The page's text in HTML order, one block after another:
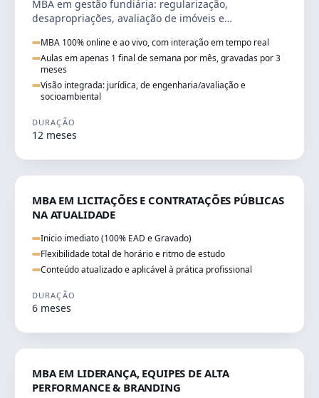
MBA em gestão fundiária: regularização,
desapropriações, avaliação de imóveis e
infraestrutura.
MBA 100% online e ao vivo, com interação em tempo real
Aulas em apenas 1 final de semana por mês, gravadas por 3
meses
Visão integrada: jurídica, de engenharia/avaliação e
socioambiental
DURAÇÃO
12 meses
MBA EM LICITAÇÕES E CONTRATAÇÕES PÚBLICAS
NA ATUALIDADE
Inicio imediato (100% EAD e Gravado)
Flexibilidade total de horário e ritmo de estudo
Conteúdo atualizado e aplicável à prática profissional
DURAÇÃO
6 meses
MBA EM LIDERANÇA, EQUIPES DE ALTA
PERFORMANCE & BRANDING